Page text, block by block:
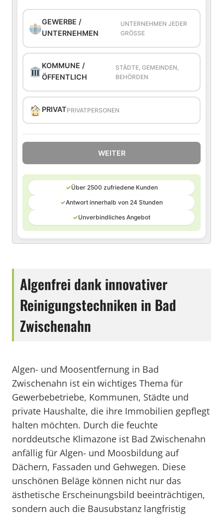
GEWERBE /
UNTERNEHMEN
UNTERNEHMEN JEDER
GRÖSSE
KOMMUNE /
ÖFFENTLICH
STÄDTE, GEMEINDEN,
BEHÖRDEN
PRIVATPRIVATPERSONEN
WEITER
✓Über 2500 zufriedene Kunden
✓Antwort innerhalb von 24 Stunden
✓Unverbindliches Angebot
Algenfrei dank innovativer
Reinigungstechniken in Bad
Zwischenahn
Algen- und Moosentfernung in Bad
Zwischenahn ist ein wichtiges Thema für
Gewerbebetriebe, Kommunen, Städte und
private Haushalte, die ihre Immobilien gepflegt
halten möchten. Durch die feuchte
norddeutsche Klimazone ist Bad Zwischenahn
anfällig für Algen- und Moosbildung auf
Dächern, Fassaden und Gehwegen. Diese
unschönen Beläge können nicht nur das
ästhetische Erscheinungsbild beeinträchtigen,
sondern auch die Bausubstanz langfristig